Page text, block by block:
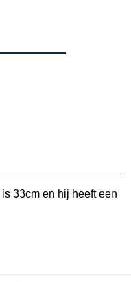
33cm en hij heeft een